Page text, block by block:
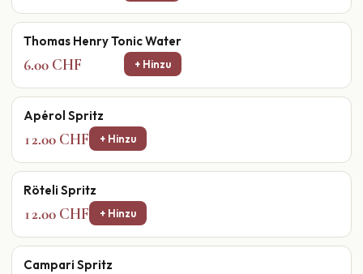
Thomas Henry Tonic Water
6.00 CHF + Hinzu
Apérol Spritz
12.00 CHF + Hinzu
Röteli Spritz
12.00 CHF + Hinzu
Campari Spritz